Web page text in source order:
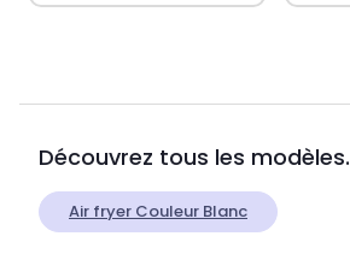
Découvrez tous les modèles.
Air fryer Couleur Blanc